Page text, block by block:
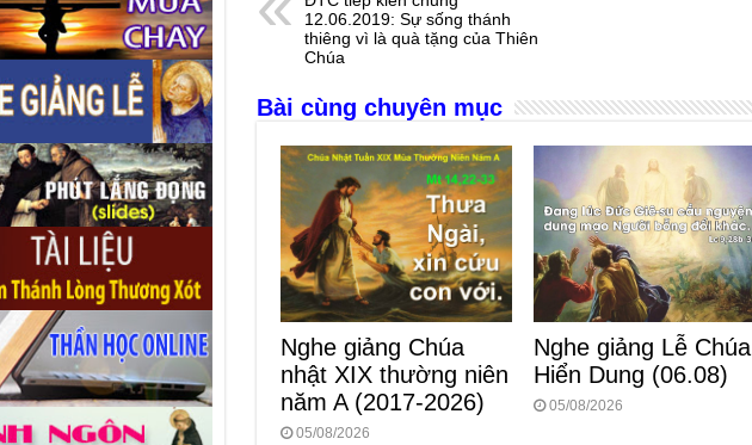
b
o
o
k
n
g
er
A
p
p
s
12.06.2019: Sự sống thánh
thiêng vì là quà tặng của Thiên
Chúa
Bài cùng chuyên mục
Nghe giảng Chúa
nhật XIX thường niên
năm A (2017-2026)
05/08/2026
Nghe giảng Lễ Chúa
Hiển Dung (06.08)
05/08/2026